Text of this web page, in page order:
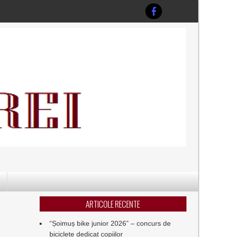
ARTICOLE RECENTE
“Șoimuș bike junior 2026” – concurs de
biciclete dedicat copiilor